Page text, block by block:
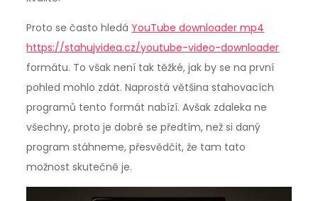
Proto se často hledáYouTube downloader mp4
https://stahujvidea.cz/youtube-video-downloader
formátu. To však není tak těžké, jak by se na první
pohled mohlo zdát. Naprostá většina stahovacích
programů tento formát nabízí. Avšak zdaleka ne
všechny, proto je dobré se předtím, než si daný
program stáhneme, přesvědčit, že tam tato
možnost skutečně je.